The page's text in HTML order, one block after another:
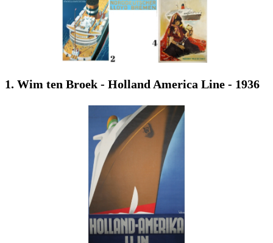
1. Wim ten Broek - Holland America Line - 1936